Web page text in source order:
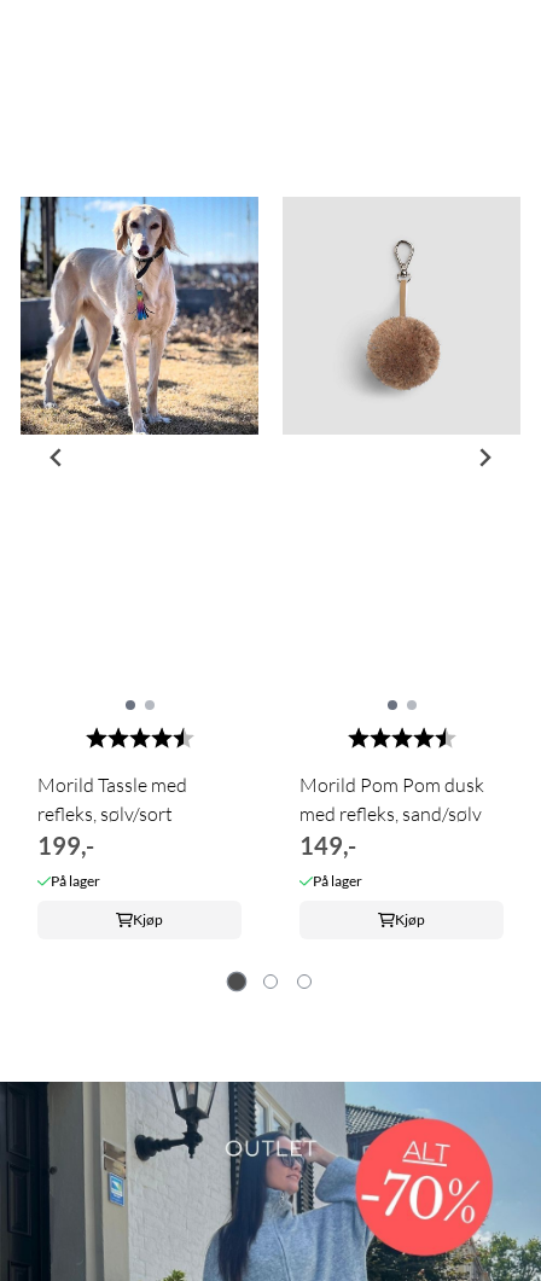
Karakter: 4.6 av 5 mulige
Morild Tassle med
refleks, sølv/sort
199,-
På lager
Kjøp
Karakter: 4.3 av 5
Morild Pom Pom dusk
med refleks, sand/sølv
149,-
På lager
Kjøp